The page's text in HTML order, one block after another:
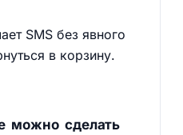
SMS без явного
в корзину.
можно сделать